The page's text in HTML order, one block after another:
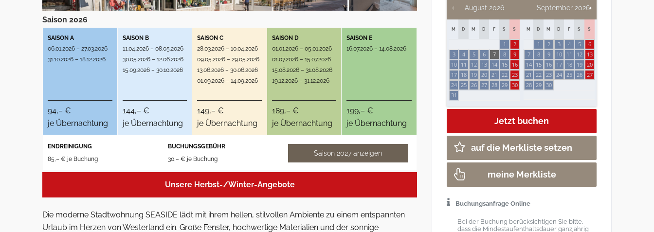
Saison 2026
SAISON A
06.01.2026 – 27.03.2026
31.10.2026 – 18.12.2026
94,– €
je Übernachtung
SAISON B
11.04.2026 – 08.05.2026
30.05.2026 – 12.06.2026
15.09.2026 – 30.10.2026
144,– €
je Übernachtung
SAISON C
28.03.2026 – 10.04.2026
09.05.2026 – 29.05.2026
13.06.2026 – 30.06.2026
01.09.2026 – 14.09.2026
149,– €
je Übernachtung
SAISON D
01.01.2026 – 05.01.2026
01.07.2026 – 15.07.2026
15.08.2026 – 31.08.2026
19.12.2026 – 31.12.2026
189,– €
je Übernachtung
SAISON E
16.07.2026 – 14.08.2026
199,– €
je Übernachtung
ENDREINIGUNG
85,– € je Buchung
BUCHUNGSGEBÜHR
30,– € je Buchung
Saison 2027 anzeigen
Unsere Herbst-/Winter-Angebote
Die moderne Stadtwohnung SEASIDE lädt mit ihrem hellen, stilvollen Ambiente zu einem entspannten
Urlaub im Herzen von Westerland ein. Große Fenster, hochwertige Materialien und der sonnige
August 2026
M D M D F S S
1
2
3
4 5 6 7 8
9
10
11 12 13 14 15
16
17
18 19 20 21 22 23
24 25 26 27 28 29 30
31
September 2026
M D M D F S S
1 2 3 4 5
6
7
8 9 10 11 12
13
14
15 16 17 18 19 20
21
22 23 24 25 26 27
28 29 30
auf die Merkliste setzen
meine Merkliste
Buchungsanfrage Online
Bei der Buchung berücksichtigen Sie bitte,
dass die Mindestaufenthaltsdauer ganzjährig